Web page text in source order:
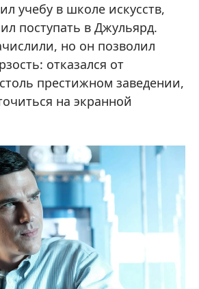
учебу в школе искусств,
поступать в Джульярд.
но он позволил
отказался от
престижном заведении,
на экранной